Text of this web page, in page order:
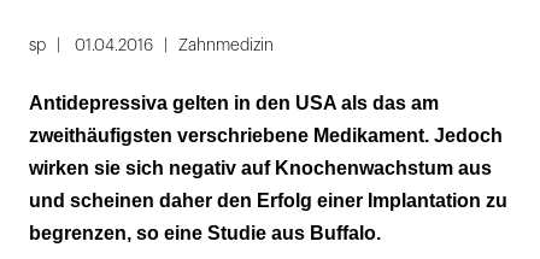
sp 01.04.2016 Zahnmedizin
Antidepressiva gelten in den USA als das am
zweithäufigsten verschriebene Medikament. Jedoch
wirken sie sich negativ auf Knochenwachstum aus
und scheinen daher den Erfolg einer Implantation zu
begrenzen, so eine Studie aus Buffalo.